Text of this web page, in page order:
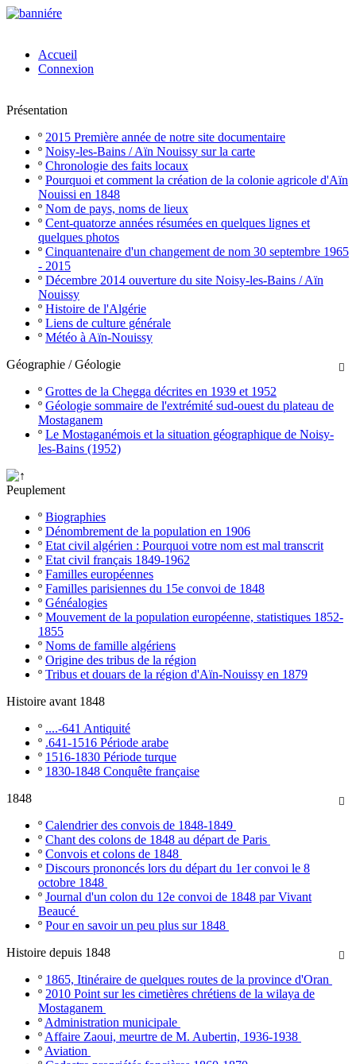
Accueil
Connexion
Présentation
º 2015 Première année de notre site documentaire
º Noisy-les-Bains / Aïn Nouissy sur la carte
º Chronologie des faits locaux
º Pourquoi et comment la création de la colonie agricole d'Aïn
Nouissi en 1848
º Nom de pays, noms de lieux
º Cent-quatorze années résumées en quelques lignes et
quelques photos
º Cinquantenaire d'un changement de nom 30 septembre 1965
- 2015
º Décembre 2014 ouverture du site Noisy-les-Bains / Aïn
Nouissy
º Histoire de l'Algérie
º Liens de culture générale
º Météo à Aïn-Nouissy

Géographie / Géologie
º Grottes de la Chegga décrites en 1939 et 1952
º Géologie sommaire de l'extrémité sud-ouest du plateau de
Mostaganem
º Le Mostaganémois et la situation géographique de Noisy-
les-Bains (1952)
Peuplement
º Biographies
º Dénombrement de la population en 1906
º Etat civil algérien : Pourquoi votre nom est mal transcrit
º Etat civil français 1849-1962
º Familles européennes
º Familles parisiennes du 15e convoi de 1848
º Généalogies
º Mouvement de la population européenne, statistiques 1852-
1855
º Noms de famille algériens
º Origine des tribus de la région
º Tribus et douars de la région d'Aïn-Nouissy en 1879
Histoire avant 1848
º ....-641 Antiquité
º .641-1516 Période arabe
º 1516-1830 Période turque
º 1830-1848 Conquête française

1848
º Calendrier des convois de 1848-1849
º Chant des colons de 1848 au départ de Paris
º Convois et colons de 1848
º Discours prononcés lors du départ du 1er convoi le 8
octobre 1848
º Journal d'un colon du 12e convoi de 1848 par Vivant
Beaucé
º Pour en savoir un peu plus sur 1848

Histoire depuis 1848
º 1865, Itinéraire de quelques routes de la province d'Oran
º 2010 Point sur les cimetières chrétiens de la wilaya de
Mostaganem
º Administration municipale
º Affaire Zaoui, meurtre de M. Aubertin, 1936-1938
º Aviation